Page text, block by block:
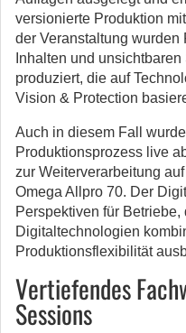
versionierte Produktion
der Veranstaltung
Inhalten und
produziert, die auf
Vision & Protection
Auch in diesem Fall
Produktionsprozess live
zur Weiterverarbeitung
Omega Allpro 70. Der
Perspektiven für Betriebe,
Digitaltechnologien
Produktionsflexibilität
Vertiefendes
Sessions